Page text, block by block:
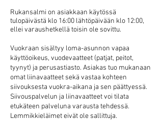
Rukansalmi on asiakkaan käytössä
tulopäivästä klo 16:00 lähtöpäivään klo 12:00,
ellei varaushetkellä toisin ole sovittu.
Vuokraan sisältyy loma-asunnon vapaa
käyttöoikeus, vuodevaatteet (patjat, peitot,
tyynyt) ja perusastiasto. Asiakas tuo mukanaan
omat liinavaatteet sekä vastaa kohteen
siivouksesta vuokra-aikana ja sen päättyessä.
Siivouspalvelun ja liinavaatteet voi tilata
etukäteen palveluna varausta tehdessä.
Lemmikkieläimet eivät ole sallittuja.